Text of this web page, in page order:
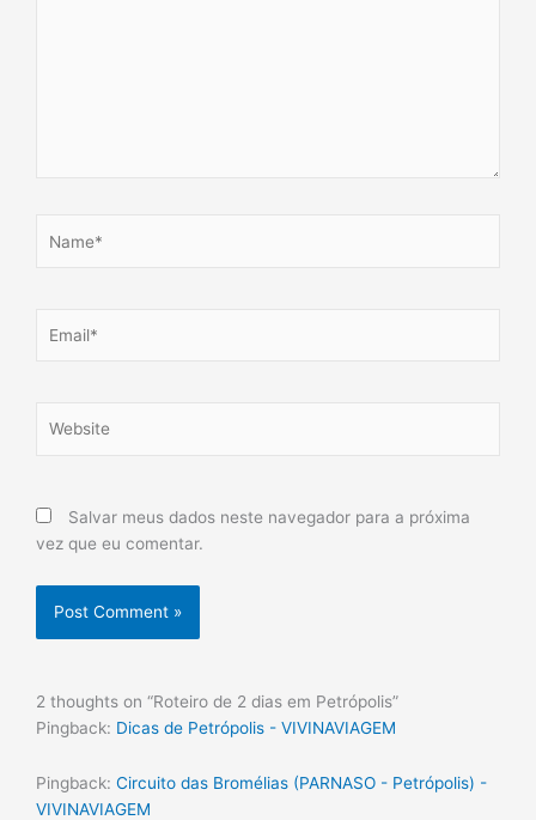
Salvar meus dados neste navegador para a próxima
vez que eu comentar.
2 thoughts on “Roteiro de 2 dias em Petrópolis”
Pingback: Dicas de Petrópolis - VIVINAVIAGEM
Pingback: Circuito das Bromélias (PARNASO - Petrópolis) -
VIVINAVIAGEM